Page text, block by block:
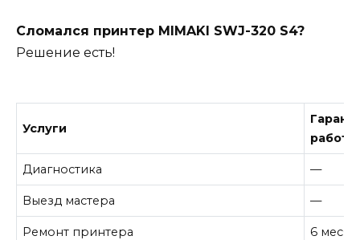
Сломался принтер MIMAKI SWJ-320 S4?
Решение есть!
Услуги
работу
Диагностика —
Выезд мастера —
Ремонт принтера 6